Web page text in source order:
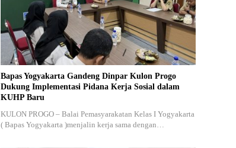
Bapas Yogyakarta Gandeng Dinpar Kulon Progo
Dukung Implementasi Pidana Kerja Sosial dalam
KUHP Baru
KULON PROGO – Balai Pemasyarakatan Kelas I Yogyakarta
( Bapas Yogyakarta )menjalin kerja sama dengan…